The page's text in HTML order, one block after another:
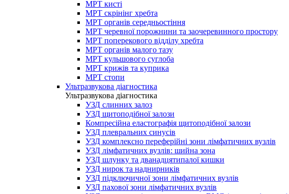
МРТ кисті
МРТ скрінінг хребта
МРТ органів середньостіння
МРТ черевної порожнини та заочеревинного простору
МРТ поперекового відділу хребта
МРТ органів малого тазу
МРТ кульшового суглоба
МРТ крижів та куприка
МРТ стопи
Ультразвукова діагностика
Ультразвукова діагностика
УЗД слинних залоз
УЗД щитоподібної залози
Компресійна еластографія щитоподібної залози
УЗД плевральних синусів
УЗД комплексно переферійні зони лімфатичних вузлів
УЗД лімфатичних вузлів: шийна зона
УЗД шлунку та дванадцятипалої кишки
УЗД нирок та наднирників
УЗД підключичної зони лімфатичних вузлів
УЗД пахової зони лімфатичних вузлів